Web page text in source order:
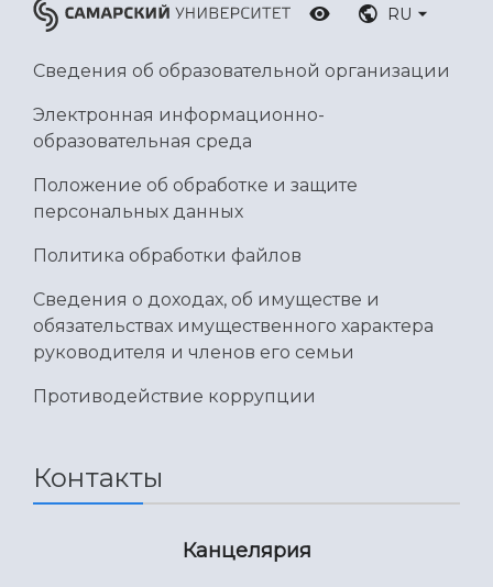
RU
Сведения об образовательной организации
Электронная информационно-
образовательная среда
Положение об обработке и защите
персональных данных
Политика обработки файлов
Сведения о доходах, об имуществе и
обязательствах имущественного характера
руководителя и членов его семьи
Противодействие коррупции
Контакты
Канцелярия